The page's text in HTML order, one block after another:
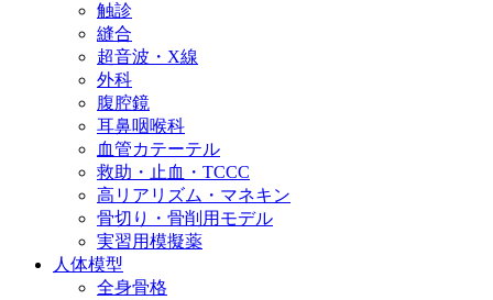
触診
縫合
超音波・X線
外科
腹腔鏡
耳鼻咽喉科
血管カテーテル
救助・止血・TCCC
高リアリズム・マネキン
骨切り・骨削用モデル
実習用模擬薬
人体模型
全身骨格